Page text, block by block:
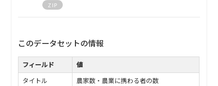
ZIP
このデータセットの情報
フィールド
値
タイトル
農家数・農業に携わる者の数